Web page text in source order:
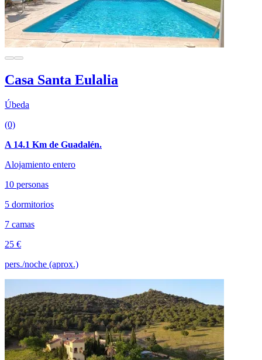
Casa Santa Eulalia
Úbeda
(0)
A 14.1 Km de Guadalén.
Alojamiento entero
10 personas
5 dormitorios
7 camas
25 €
pers./noche (aprox.)